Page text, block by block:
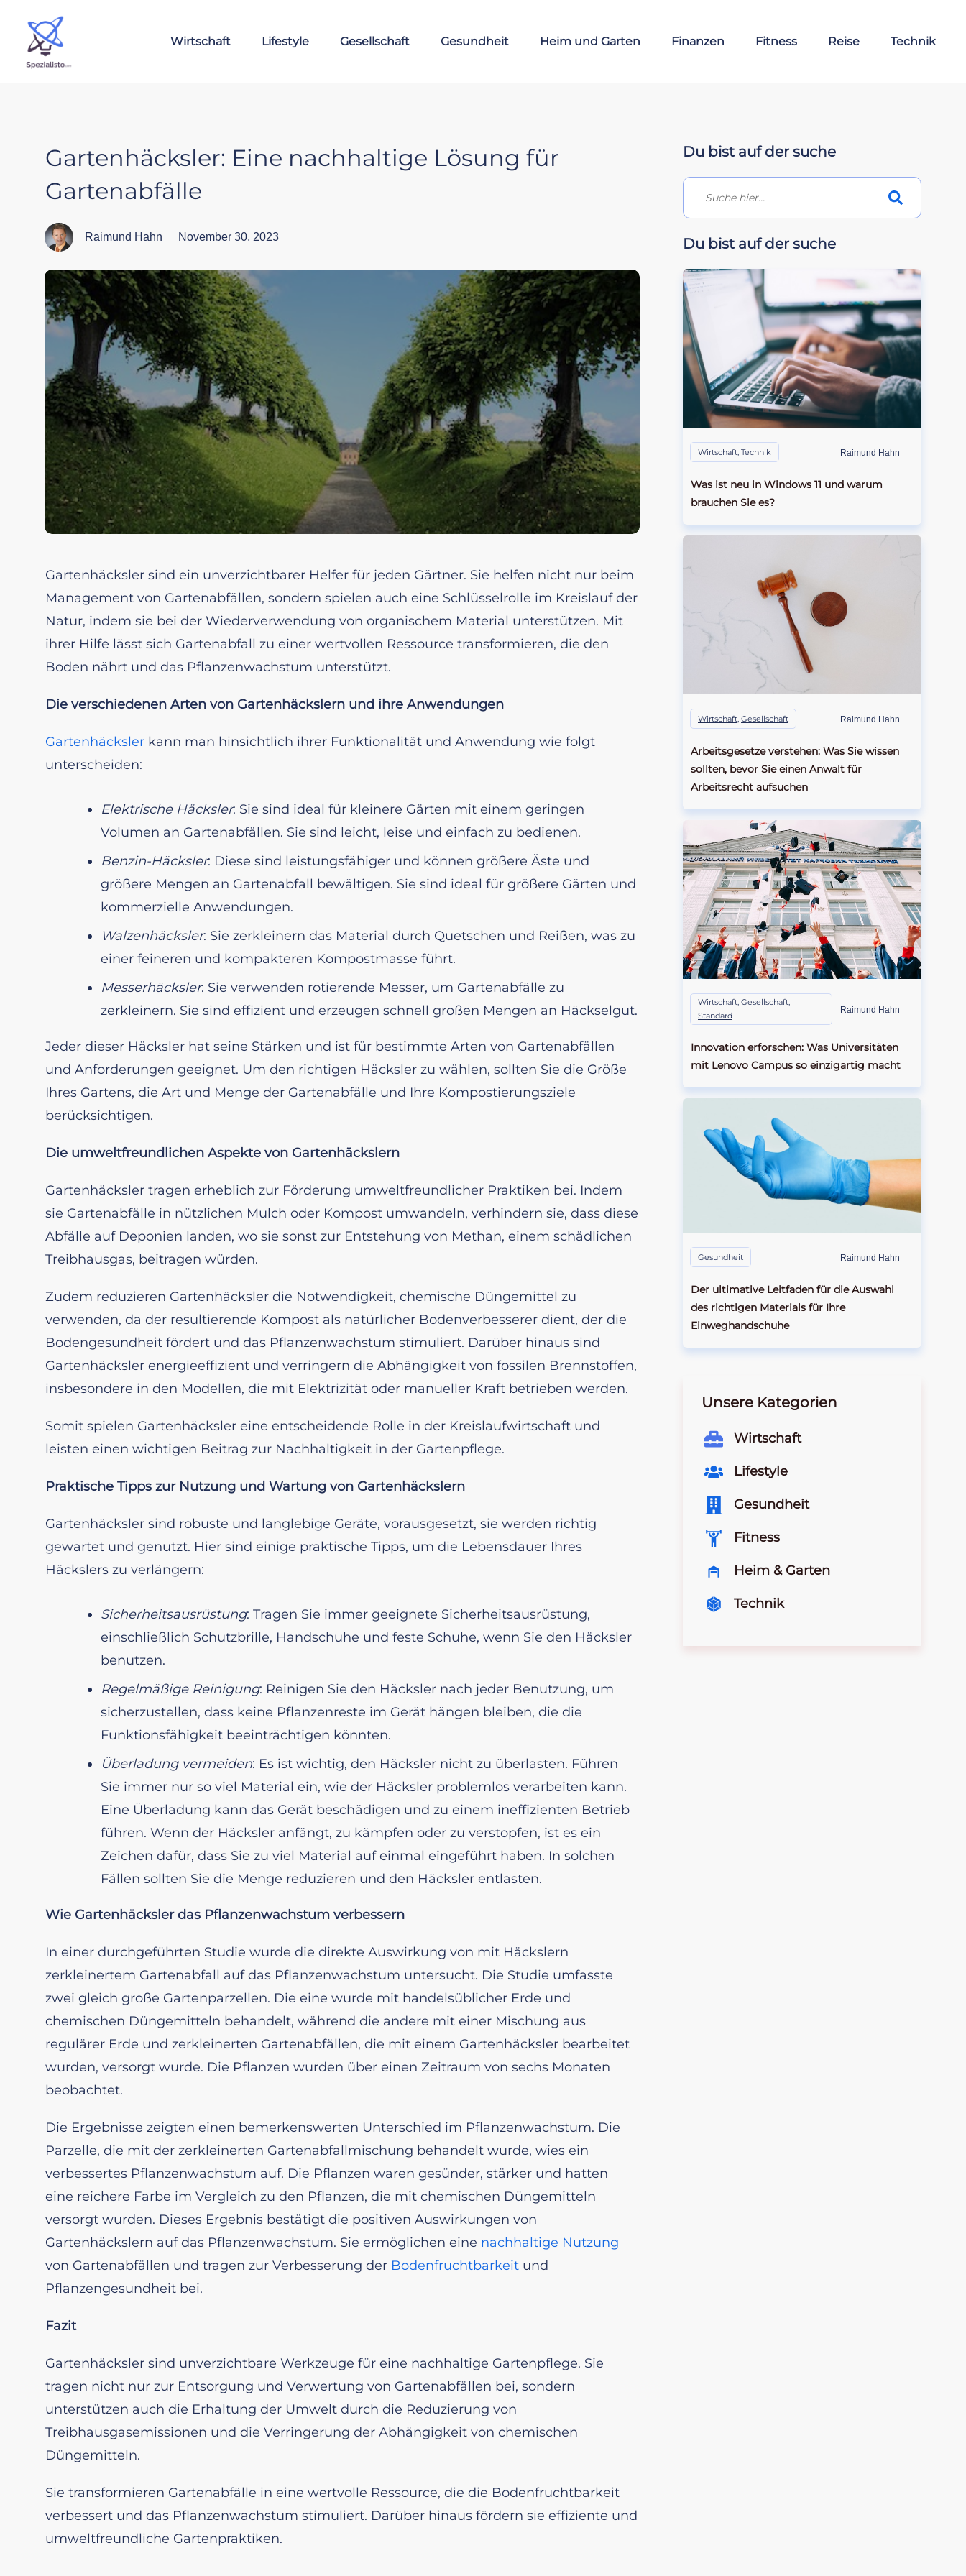
Wirtschaft Lifestyle Gesellschaft Gesundheit Heim und Garten Finanzen Fitness Reise Technik
Gartenhäcksler: Eine nachhaltige Lösung für
Gartenabfälle
Raimund Hahn November 30, 2023
Gartenhäcksler sind ein unverzichtbarer Helfer für jeden Gärtner. Sie helfen nicht nur beim
Management von Gartenabfällen, sondern spielen auch eine Schlüsselrolle im Kreislauf der
Natur, indem sie bei der Wiederverwendung von organischem Material unterstützen. Mit
ihrer Hilfe lässt sich Gartenabfall zu einer wertvollen Ressource transformieren, die den
Boden nährt und das Pflanzenwachstum unterstützt.
Die verschiedenen Arten von Gartenhäckslern und ihre Anwendungen
Gartenhäcksler kann man hinsichtlich ihrer Funktionalität und Anwendung wie folgt
unterscheiden:
Elektrische Häcksler: Sie sind ideal für kleinere Gärten mit einem geringen
Volumen an Gartenabfällen. Sie sind leicht, leise und einfach zu bedienen.
Benzin-Häcksler: Diese sind leistungsfähiger und können größere Äste und
größere Mengen an Gartenabfall bewältigen. Sie sind ideal für größere Gärten und
kommerzielle Anwendungen.
Walzenhäcksler: Sie zerkleinern das Material durch Quetschen und Reißen, was zu
einer feineren und kompakteren Kompostmasse führt.
Messerhäcksler: Sie verwenden rotierende Messer, um Gartenabfälle zu
zerkleinern. Sie sind effizient und erzeugen schnell großen Mengen an Häckselgut.
Jeder dieser Häcksler hat seine Stärken und ist für bestimmte Arten von Gartenabfällen
und Anforderungen geeignet. Um den richtigen Häcksler zu wählen, sollten Sie die Größe
Ihres Gartens, die Art und Menge der Gartenabfälle und Ihre Kompostierungsziele
berücksichtigen.
Die umweltfreundlichen Aspekte von Gartenhäckslern
Gartenhäcksler tragen erheblich zur Förderung umweltfreundlicher Praktiken bei. Indem
sie Gartenabfälle in nützlichen Mulch oder Kompost umwandeln, verhindern sie, dass diese
Abfälle auf Deponien landen, wo sie sonst zur Entstehung von Methan, einem schädlichen
Treibhausgas, beitragen würden.
Zudem reduzieren Gartenhäcksler die Notwendigkeit, chemische Düngemittel zu
verwenden, da der resultierende Kompost als natürlicher Bodenverbesserer dient, der die
Bodengesundheit fördert und das Pflanzenwachstum stimuliert. Darüber hinaus sind
Gartenhäcksler energieeffizient und verringern die Abhängigkeit von fossilen Brennstoffen,
insbesondere in den Modellen, die mit Elektrizität oder manueller Kraft betrieben werden.
Somit spielen Gartenhäcksler eine entscheidende Rolle in der Kreislaufwirtschaft und
leisten einen wichtigen Beitrag zur Nachhaltigkeit in der Gartenpflege.
Praktische Tipps zur Nutzung und Wartung von Gartenhäckslern
Gartenhäcksler sind robuste und langlebige Geräte, vorausgesetzt, sie werden richtig
gewartet und genutzt. Hier sind einige praktische Tipps, um die Lebensdauer Ihres
Häckslers zu verlängern:
Sicherheitsausrüstung: Tragen Sie immer geeignete Sicherheitsausrüstung,
einschließlich Schutzbrille, Handschuhe und feste Schuhe, wenn Sie den Häcksler
benutzen.
Regelmäßige Reinigung: Reinigen Sie den Häcksler nach jeder Benutzung, um
sicherzustellen, dass keine Pflanzenreste im Gerät hängen bleiben, die die
Funktionsfähigkeit beeinträchtigen könnten.
Überladung vermeiden: Es ist wichtig, den Häcksler nicht zu überlasten. Führen
Sie immer nur so viel Material ein, wie der Häcksler problemlos verarbeiten kann.
Eine Überladung kann das Gerät beschädigen und zu einem ineffizienten Betrieb
führen. Wenn der Häcksler anfängt, zu kämpfen oder zu verstopfen, ist es ein
Zeichen dafür, dass Sie zu viel Material auf einmal eingeführt haben. In solchen
Fällen sollten Sie die Menge reduzieren und den Häcksler entlasten.
Wie Gartenhäcksler das Pflanzenwachstum verbessern
In einer durchgeführten Studie wurde die direkte Auswirkung von mit Häckslern
zerkleinertem Gartenabfall auf das Pflanzenwachstum untersucht. Die Studie umfasste
zwei gleich große Gartenparzellen. Die eine wurde mit handelsüblicher Erde und
chemischen Düngemitteln behandelt, während die andere mit einer Mischung aus
regulärer Erde und zerkleinerten Gartenabfällen, die mit einem Gartenhäcksler bearbeitet
wurden, versorgt wurde. Die Pflanzen wurden über einen Zeitraum von sechs Monaten
beobachtet.
Die Ergebnisse zeigten einen bemerkenswerten Unterschied im Pflanzenwachstum. Die
Parzelle, die mit der zerkleinerten Gartenabfallmischung behandelt wurde, wies ein
verbessertes Pflanzenwachstum auf. Die Pflanzen waren gesünder, stärker und hatten
eine reichere Farbe im Vergleich zu den Pflanzen, die mit chemischen Düngemitteln
versorgt wurden. Dieses Ergebnis bestätigt die positiven Auswirkungen von
Gartenhäckslern auf das Pflanzenwachstum. Sie ermöglichen eine nachhaltige Nutzung
von Gartenabfällen und tragen zur Verbesserung der Bodenfruchtbarkeit und
Pflanzengesundheit bei.
Fazit
Gartenhäcksler sind unverzichtbare Werkzeuge für eine nachhaltige Gartenpflege. Sie
tragen nicht nur zur Entsorgung und Verwertung von Gartenabfällen bei, sondern
unterstützen auch die Erhaltung der Umwelt durch die Reduzierung von
Treibhausgasemissionen und die Verringerung der Abhängigkeit von chemischen
Düngemitteln.
Sie transformieren Gartenabfälle in eine wertvolle Ressource, die die Bodenfruchtbarkeit
verbessert und das Pflanzenwachstum stimuliert. Darüber hinaus fördern sie effiziente und
umweltfreundliche Gartenpraktiken.
Du bist auf der suche
Du bist auf der suche
Wirtschaft Technik Raimund Hahn
Was ist neu in Windows 11 und warum
brauchen Sie es?
Wirtschaft, Gesellschaft Raimund Hahn
Arbeitsgesetze verstehen: Was Sie wissen
sollten, bevor Sie einen Anwalt für
Arbeitsrecht aufsuchen
Wirtschaft, Gesellschaft,
Standard
Raimund Hahn
Innovation erforschen: Was Universitäten
mit Lenovo Campus so einzigartig macht
Gesundheit Raimund Hahn
Der ultimative Leitfaden für die Auswahl
des richtigen Materials für Ihre
Einweghandschuhe
Unsere Kategorien
Wirtschaft
Lifestyle
Gesundheit
Fitness
Heim & Garten
Technik